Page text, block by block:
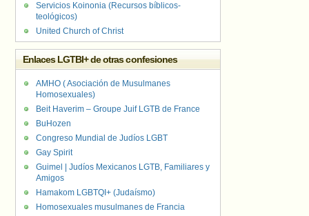
Servicios Koinonia (Recursos bíblicos-
teológicos)
United Church of Christ
Enlaces LGTBI+ de otras confesiones
AMHO ( Asociación de Musulmanes
Homosexuales)
Beit Haverim – Groupe Juif LGTB de France
BuHozen
Congreso Mundial de Judíos LGBT
Gay Spirit
Guimel | Judíos Mexicanos LGTB, Familiares y
Amigos
Hamakom LGBTQI+ (Judaísmo)
Homosexuales musulmanes de Francia